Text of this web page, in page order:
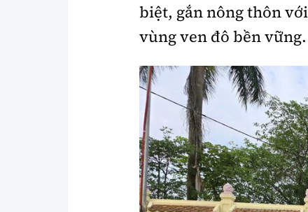
biệt, gắn nông thôn
vùng ven đô bền vững.